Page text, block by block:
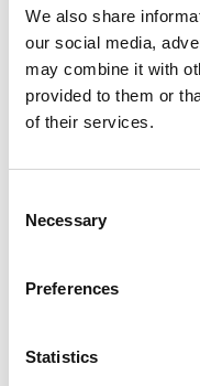
We also share
our social media,
may combine it with
provided to them or
of their services.
Selection
Necessary
Preferences
Statistics
Investimento in 100ter
-
Investimento minimo /
250,00€ /
Capitale Sociale
Tipologia di investitori